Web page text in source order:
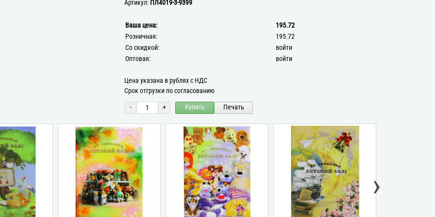
Артикул: ПЛ4019-3-9399
Ваша цена:
195.72
Розничная:
195.72
Со скидкой:
войти
Оптовая:
войти
Цена указана в рублях с НДС
Срок отгрузки по согласованию
- + Купить Печать
›